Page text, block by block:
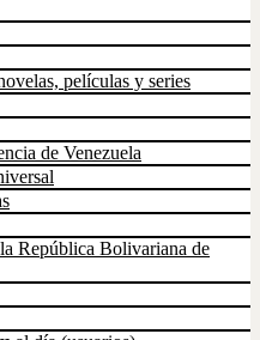
películas y series
de Venezuela
República Bolivariana de